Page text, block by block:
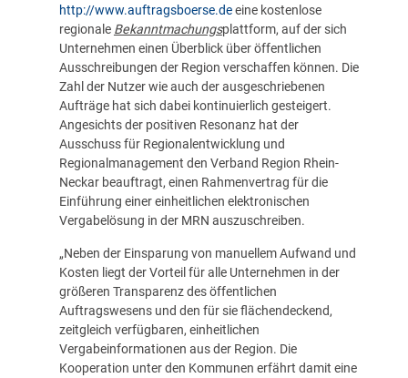
http://www.auftragsboerse.deeine kostenlose
regionale Bekanntmachungsplattform, auf der sich
Unternehmen einen Überblick über öffentlichen
Ausschreibungen der Region verschaffen können. Die
Zahl der Nutzer wie auch der ausgeschriebenen
Aufträge hat sich dabei kontinuierlich gesteigert.
Angesichts der positiven Resonanz hat der
Ausschuss für Regionalentwicklung und
Regionalmanagement den Verband Region Rhein-
Neckar beauftragt, einen Rahmenvertrag für die
Einführung einer einheitlichen elektronischen
Vergabelösung in der MRN auszuschreiben.
„Neben der Einsparung von manuellem Aufwand und
Kosten liegt der Vorteil für alle Unternehmen in der
größeren Transparenz des öffentlichen
Auftragswesens und den für sie flächendeckend,
zeitgleich verfügbaren, einheitlichen
Vergabeinformationen aus der Region. Die
Kooperation unter den Kommunen erfährt damit eine